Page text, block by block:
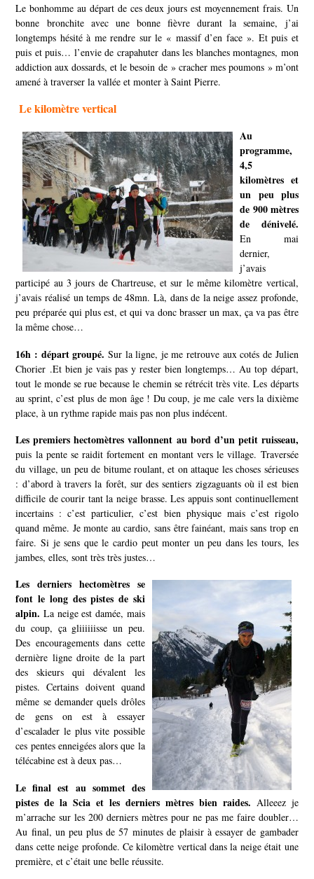
Le bonhomme au départ de ces deux jours est moyennement frais. Un
bonne bronchite avec une bonne fièvre durant la semaine, j’ai
longtemps hésité à me rendre sur le « massif d’en face ». Et puis et
puis et puis… l’envie de crapahuter dans les blanches montagnes, mon
addiction aux dossards, et le besoin de » cracher mes poumons » m’ont
amené à traverser la vallée et monter à Saint Pierre.
Le kilomètre vertical
Au
programme,
4,5
kilomètres et
un peu plus
de 900 mètres
de dénivelé.
En mai
dernier,
j’avais
participé au 3 jours de Chartreuse, et sur le même kilomètre vertical,
j’avais réalisé un temps de 48mn. Là, dans de la neige assez profonde,
peu préparée qui plus est, et qui va donc brasser un max, ça va pas être
la même chose…
16h : départ groupé. Sur la ligne, je me retrouve aux cotés de Julien
Chorier .Et bien je vais pas y rester bien longtemps… Au top départ,
tout le monde se rue because le chemin se rétrécit très vite. Les départs
au sprint, c’est plus de mon âge ! Du coup, je me cale vers la dixième
place, à un rythme rapide mais pas non plus indécent.
Les premiers hectomètres vallonnent au bord d’un petit ruisseau,
puis la pente se raidit fortement en montant vers le village. Traversée
du village, un peu de bitume roulant, et on attaque les choses sérieuses
: d’abord à travers la forêt, sur des sentiers zigzaguants où il est bien
difficile de courir tant la neige brasse. Les appuis sont continuellement
incertains : c’est particulier, c’est bien physique mais c’est rigolo
quand même. Je monte au cardio, sans être fainéant, mais sans trop en
faire. Si je sens que le cardio peut monter un peu dans les tours, les
jambes, elles, sont très très justes…
Les derniers hectomètres se
font le long des pistes de ski
alpin. La neige est damée, mais
du coup, ça gliiiiiisse un peu.
Des encouragements dans cette
dernière ligne droite de la part
des skieurs qui dévalent les
pistes. Certains doivent quand
même se demander quels drôles
de gens on est à essayer
d’escalader le plus vite possible
ces pentes enneigées alors que la
télécabine est à deux pas…
Le final est au sommet des
pistes de la Scia et les derniers mètres bien raides. Alleeez je
m’arrache sur les 200 derniers mètres pour ne pas me faire doubler…
Au final, un peu plus de 57 minutes de plaisir à essayer de gambader
dans cette neige profonde. Ce kilomètre vertical dans la neige était une
première, et c’était une belle réussite.